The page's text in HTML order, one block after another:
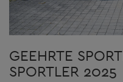
GEEHRTE
SPORTLER 2025